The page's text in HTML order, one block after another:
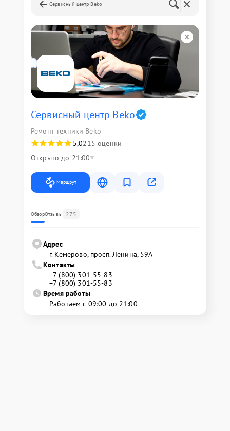
Сервисный центр Beko
Сервисный центр Beko
Ремонт техники Beko
5,0215 оценки
Открыто до 21:00
Маршрут
ОбзорОтзывы 275
Адрес
г. Кемерово, просп. Ленина, 59А
Контакты
+7 (800) 301-55-83
+7 (800) 301-55-83
Время работы
Работаем с 09:00 до 21:00